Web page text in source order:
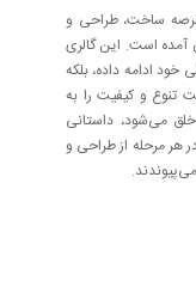
نو و خلاق در عرصه ساخت، طراحی و
آمده است. این گالری
خود ادامه داده، بلکه
تنوع و کیفیت را به
می‌شود، داستانی
هر مرحله از طراحی و